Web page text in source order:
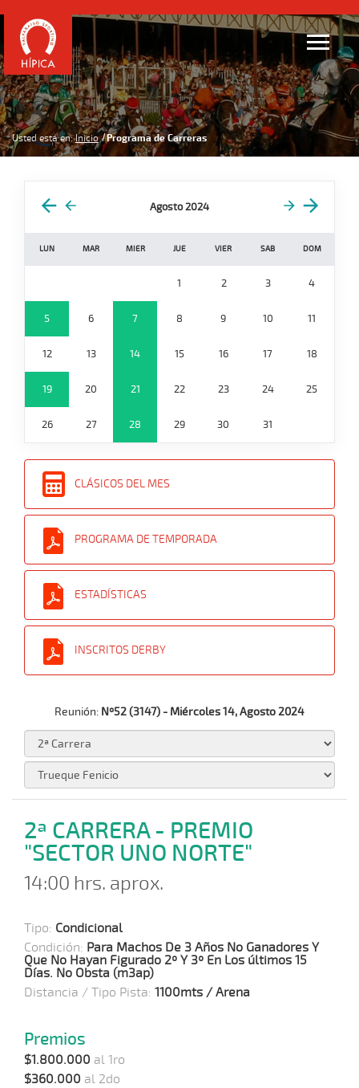
Usted está en: Inicio Programa de Carreras
Agosto 2024
LUN MAR MIER JUE VIER SAB DOM
1 2 3 4
5 6 7 8 9 10 11
12 13 14 15 16 17 18
19 20 21 22 23 24 25
26 27 28 29 30 31
CLÁSICOS DEL MES
PROGRAMA DE TEMPORADA
ESTADÍSTICAS
INSCRITOS DERBY
Reunión: Nº52 (3147) - Miércoles 14, Agosto 2024
2ª CARRERA - PREMIO
"SECTOR UNO NORTE"
14:00 hrs. aprox.
Tipo: Condicional
Condición: Para Machos De 3 Años No Ganadores Y
Que No Hayan Figurado 2º Y 3º En Los últimos 15
Días. No Obsta (m3ap)
Distancia / Tipo Pista: 1100mts / Arena
Premios
$1.800.000 al 1ro
$360.000 al 2do